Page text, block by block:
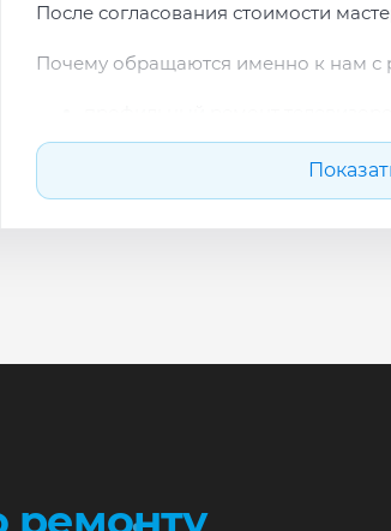
После согласования стоимости
Почему обращаются именно к нам с
опыт по бренду Toshiba;
прозрачная смета до начала
подбор проверенных
Оставьте заявку или позвоните: